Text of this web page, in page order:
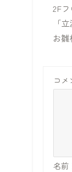
2F
「
お
コメ
名前